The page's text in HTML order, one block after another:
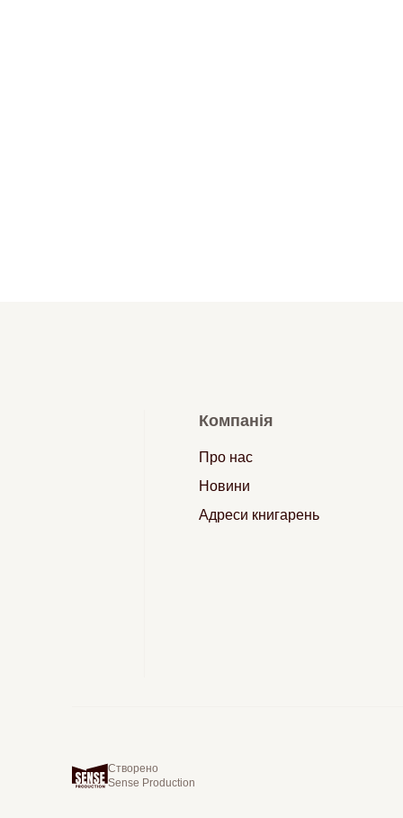
Компанія
Про нас
Новини
Адреси книгарень
Створено
Sense Production